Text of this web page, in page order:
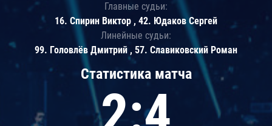
Статистика матча
Главные судьи:
16. Спирин Виктор , 42. Юдаков Сергей
Линейные судьи:
99. Головлёв Дмитрий , 57. Славиковский Роман